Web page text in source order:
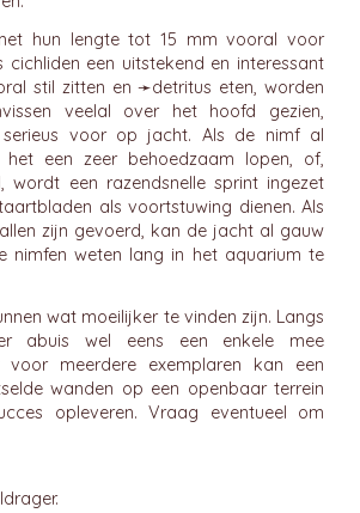
hun lengte tot 15 mm vooral voor
cichliden een uitstekend en interessant
stil zitten en ➛detritus eten, worden
veelal over het hoofd gezien,
voor op jacht. Als de nimf al
een zeer behoedzaam lopen, of,
wordt een razendsnelle sprint ingezet
als voortstuwing dienen. Als
zijn gevoerd, kan de jacht al gauw
nimfen weten lang in het aquarium te
wat moeilijker te vinden zijn. Langs
abuis wel eens een enkele mee
voor meerdere exemplaren kan een
wanden op een openbaar terrein
opleveren. Vraag eventueel om